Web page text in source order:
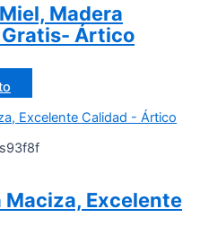
Madera
Ártico
Excelente